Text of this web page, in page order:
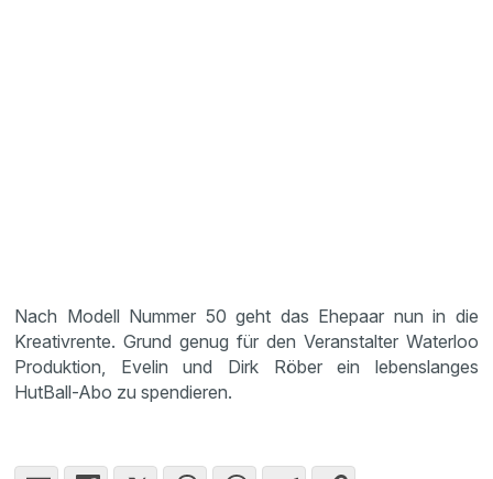
Nach Modell Nummer 50 geht das Ehepaar nun in die
Kreativrente. Grund genug für den Veranstalter Waterloo
Produktion, Evelin und Dirk Röber ein lebenslanges
HutBall-Abo zu spendieren.